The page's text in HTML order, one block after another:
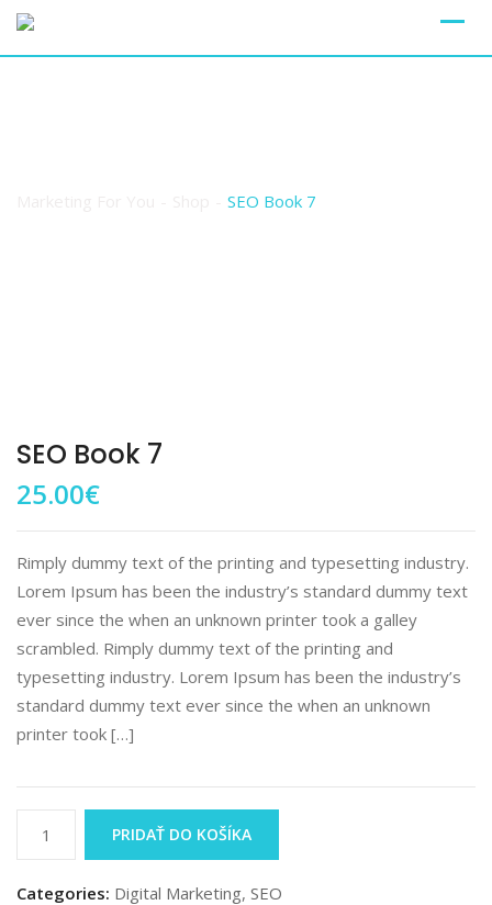
SEO Book 7
SEO Book 7
25.00€
Rimply dummy text of the printing and typesetting industry.
Lorem Ipsum has been the industry’s standard dummy text
ever since the when an unknown printer took a galley
scrambled. Rimply dummy text of the printing and
typesetting industry. Lorem Ipsum has been the industry’s
standard dummy text ever since the when an unknown
printer took […]
PRIDAŤ DO KOŠÍKA
Categories: Digital Marketing, SEO